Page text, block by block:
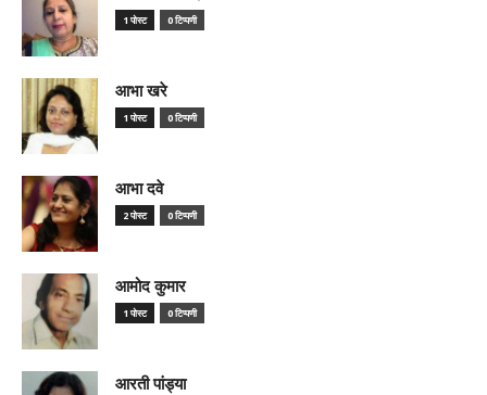
1 पोस्ट 0 टिप्पणी
आभा खरे
1 पोस्ट 0 टिप्पणी
आभा दवे
2 पोस्ट 0 टिप्पणी
आमोद कुमार
1 पोस्ट 0 टिप्पणी
आरती पांड्या